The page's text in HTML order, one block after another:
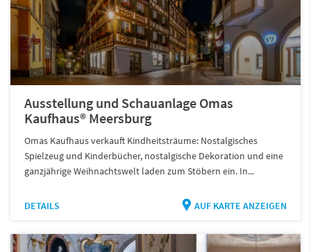
Ausstellung und Schauanlage Omas
Kaufhaus® Meersburg
Omas Kaufhaus verkauft Kindheitsträume: Nostalgisches
Spielzeug und Kinderbücher, nostalgische Dekoration und eine
ganzjährige Weihnachtswelt laden zum Stöbern ein. In...
DETAILS AUF KARTE ANZEIGEN